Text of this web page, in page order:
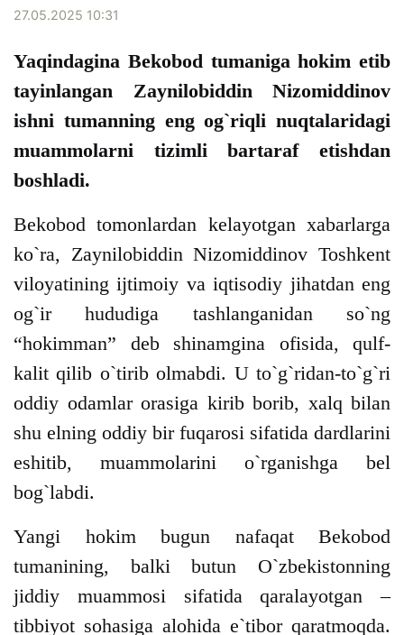
27.05.2025 10:31
Yaqindagina Bekobod tumaniga hokim etib
tayinlangan Zaynilobiddin Nizomiddinov
ishni tumanning eng og`riqli nuqtalaridagi
muammolarni tizimli bartaraf etishdan
boshladi.
Bekobod tomonlardan kelayotgan xabarlarga
ko`ra, Zaynilobiddin Nizomiddinov Toshkent
viloyatining ijtimoiy va iqtisodiy jihatdan eng
og`ir hududiga tashlanganidan so`ng
“hokimman” deb shinamgina ofisida, qulf-
kalit qilib o`tirib olmabdi. U to`g`ridan-to`g`ri
oddiy odamlar orasiga kirib borib, xalq bilan
shu elning oddiy bir fuqarosi sifatida dardlarini
eshitib, muammolarini o`rganishga bel
bog`labdi.
Yangi hokim bugun nafaqat Bekobod
tumanining, balki butun O`zbekistonning
jiddiy muammosi sifatida qaralayotgan –
tibbiyot sohasiga alohida e`tibor qaratmoqda.